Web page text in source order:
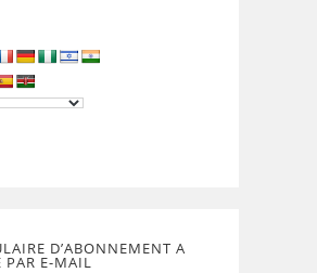
D’ABONNEMENT A
PAR E-MAIL